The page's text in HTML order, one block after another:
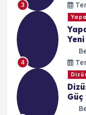
3
4